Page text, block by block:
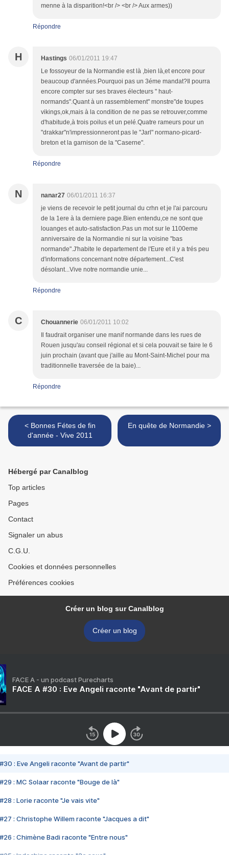
menne à la disparition!<br /> <br /> Aux armes))
Répondre
H Hastings 06/01/2011 19:47
Le fossoyeur de la Normandie est là ,bien là,et encore pour
beaucoup d'années.Pourquoi pas un 3éme mandat?Il pourra
encore compter sur ses braves électeurs " haut-
normands".Quant à un rassemblement" monstre"de toupes
vikings,ok,mais à la condition de ne pas se retrouver,comme
d'habitude,à trois poilus et un pelé.Quatre rameurs pour un
"drakkar"n'impressionneront pas le "Jarl" normano-picard-
breton et la garnison de la "Caserne".
Répondre
N nanar27 06/01/2011 16:37
je viens de recevoir le petit journal du crhn et je l'ai parcouru
de la 1ere à la derniere page.Bien entendu,ce ne sont que
louanges et auto-satisfaction.Pas un mot sur le 1100eme
anniversaire de la Normandie ni sur la voisine "bas
normande".J'habite le departement de l'Eure et il y a trés peu
d'informations concernant notre département...C'est
désolant...Vive notre normandie unie...
Répondre
C Chouannerie 06/01/2011 10:02
Il faudrait organiser une manif normande dans les rues de
Rouen jusqu'au conseil régional et si cela pouvait se faire le 6
juin prochain (avant que j'aille au Mont-Saint-Michel pour ma
traditionnelle traversée de la baie)...
Répondre
< Bonnes Fétes de fin
d'année - Vive 2011
En quête de Normandie >
Hébergé par Canalblog
Top articles
Pages
Contact
Signaler un abus
C.G.U.
Cookies et données personnelles
Préférences cookies
Créer un blog sur Canalblog
Créer un blog
FACE A - un podcast Purecharts
FACE A #30 : Eve Angeli raconte "Avant de partir"
#30 : Eve Angeli raconte "Avant de partir"
#29 : MC Solaar raconte "Bouge de là"
#28 : Lorie raconte "Je vais vite"
#27 : Christophe Willem raconte "Jacques a dit"
#26 : Chimène Badi raconte "Entre nous"